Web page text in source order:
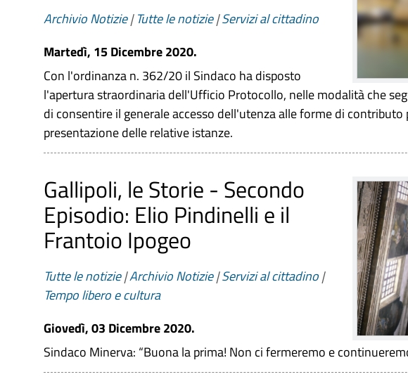
Archivio Notizie|Tutte le notizie|Servizi al cittadino
Martedì, 15 Dicembre 2020.
Con l'ordinanza n. 362/20 il Sindaco ha disposto
l'apertura straordinaria dell'Ufficio Protocollo, nelle modalità che
di consentire il generale accesso dell'utenza alle forme di
presentazione delle relative istanze.
Gallipoli, le Storie - Secondo
Episodio: Elio Pindinelli e il
Frantoio Ipogeo
Tutte le notizie|Archivio Notizie|Servizi al cittadino|
Tempo libero e cultura
Giovedì, 03 Dicembre 2020.
Sindaco Minerva: “Buona la prima! Non ci fermeremo e